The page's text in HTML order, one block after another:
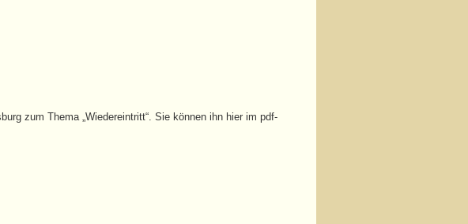
zum Thema „Wiedereintritt“. Sie können ihn hier im pdf-